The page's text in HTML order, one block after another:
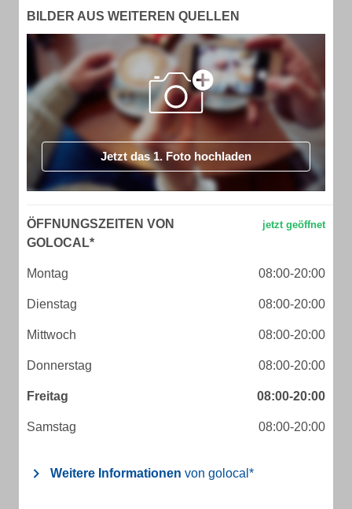
BILDER AUS WEITEREN QUELLEN
Jetzt das 1. Foto hochladen
ÖFFNUNGSZEITEN VON
GOLOCAL*
Montag 08:00-20:00
Dienstag 08:00-20:00
Mittwoch 08:00-20:00
Donnerstag 08:00-20:00
Freitag 08:00-20:00
Samstag 08:00-20:00
Weitere Informationen von golocal*